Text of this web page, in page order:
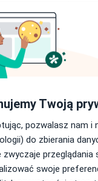
·
Twoją
pozwalasz nam i
do zbierania
zwyczaje
swoje